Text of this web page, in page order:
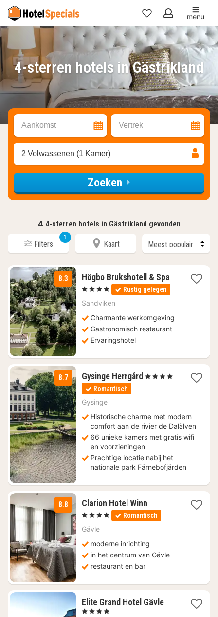
Mijn
favorieten
menu
4-sterren hotels in Gästrikland
Aankomst Vertrek
2 Volwassenen (1 Kamer)
Zoeken
4 4-sterren hotels in Gästrikland gevonden
Filters
1
Kaart
8.3 Högbo Brukshotell & Spa1
nacht
vanaf
, 4 Sterren Rustig gelegen
Sandviken
Charmante werkomgeving
Gastronomisch restaurant
Ervaringshotel
8.7 Gysinge Herrgård 2
, 4 Sterren
Romantisch
Gysinge
Historische charme met modern
comfort aan de rivier de Dalälven
66 unieke kamers met gratis wifi
en voorzieningen
Prachtige locatie nabij het
nationale park Färnebofjärden
8.8 Clarion Hotel Winn1
nacht
vanaf
, 4 Sterren Romantisch
Gävle
moderne inrichting
in het centrum van Gävle
restaurant en bar
Elite Grand Hotel Gävle1
, 4 Sterren